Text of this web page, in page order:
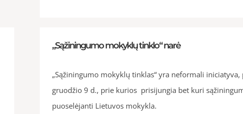
„Sąžiningumo mokyklų tinklo“ narė
„Sąžiningumo mokyklų tinklas“ yra neformali
gruodžio 9 d., prie kurios prisijungia bet kuri
puoselėjanti Lietuvos mokykla.